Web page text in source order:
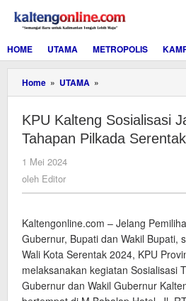
konten
HOME
UTAMA METROPOLIS
Home » UTAMA »
Kalteng
Jadwal
dan
Tahapan
KPU Kalteng Sosialisasi
Tahapan Pilkada
1 Mei 2024
oleh Editor
Kaltengonline.com – Jelang
Gubernur, Bupati dan Wakil Bupati,
Wali Kota Serentak 2024, KPU
melaksanakan kegiatan Sosialisasi
Gubernur dan Wakil Gubernur